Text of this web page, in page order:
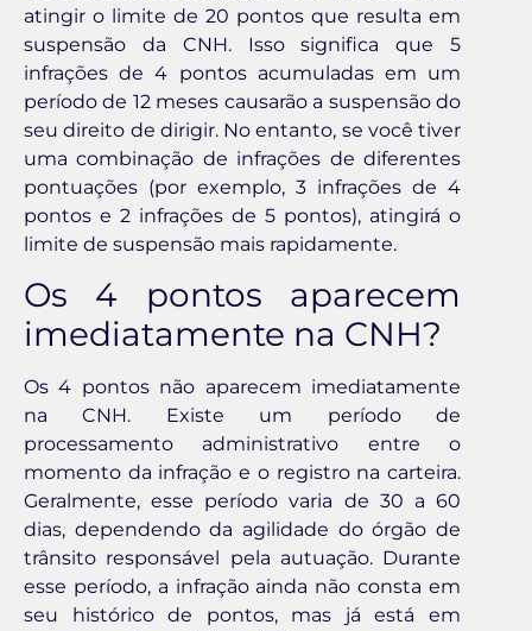
atingir o limite de 20 pontos que resulta em
suspensão da CNH. Isso significa que 5
infrações de 4 pontos acumuladas em um
período de 12 meses causarão a suspensão do
seu direito de dirigir. No entanto, se você tiver
uma combinação de infrações de diferentes
pontuações (por exemplo, 3 infrações de 4
pontos e 2 infrações de 5 pontos), atingirá o
limite de suspensão mais rapidamente.
Os 4 pontos aparecem
imediatamente na CNH?
Os 4 pontos não aparecem imediatamente
na CNH. Existe um período de
processamento administrativo entre o
momento da infração e o registro na carteira.
Geralmente, esse período varia de 30 a 60
dias, dependendo da agilidade do órgão de
trânsito responsável pela autuação. Durante
esse período, a infração ainda não consta em
seu histórico de pontos, mas já está em